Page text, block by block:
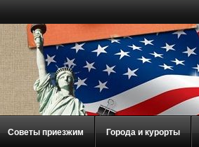
Советы приезжим Города и курорты